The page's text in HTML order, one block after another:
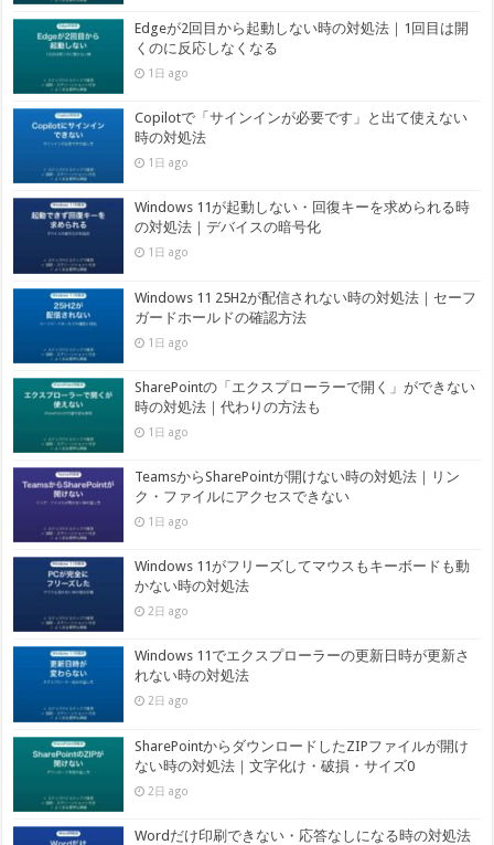
Edgeが2回目から起動しない時の対処法｜1回目は開
くのに反応しなくなる
1日 ago
Copilotで「サインインが必要です」と出て使えない
時の対処法
1日 ago
Windows 11が起動しない・回復キーを求められる時
の対処法｜デバイスの暗号化
1日 ago
Windows 11 25H2が配信されない時の対処法｜セーフ
ガードホールドの確認方法
1日 ago
SharePointの「エクスプローラーで開く」ができない
時の対処法｜代わりの方法も
1日 ago
TeamsからSharePointが開けない時の対処法｜リン
ク・ファイルにアクセスできない
1日 ago
Windows 11がフリーズしてマウスもキーボードも動
かない時の対処法
2日 ago
Windows 11でエクスプローラーの更新日時が更新さ
れない時の対処法
2日 ago
SharePointからダウンロードしたZIPファイルが開け
ない時の対処法｜文字化け・破損・サイズ0
2日 ago
Wordだけ印刷できない・応答なしになる時の対処法